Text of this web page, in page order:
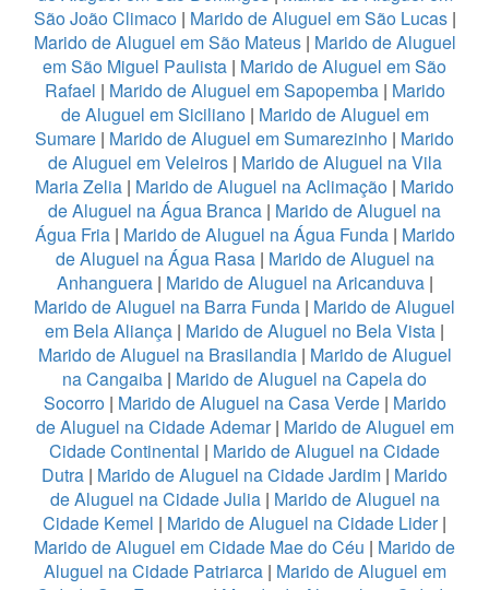
São João Climaco| Marido de Aluguel em São Lucas|
Marido de Aluguel em São Mateus | Marido de Aluguel
em São Miguel Paulista | Marido de Aluguel em São
Rafael | Marido de Aluguel em Sapopemba | Marido
de Aluguel em Siciliano| Marido de Aluguel em
Sumare | Marido de Aluguel em Sumarezinho | Marido
de Aluguel em Veleiros| Marido de Aluguel na Vila
Maria Zelia | Marido de Aluguel na Aclimação | Marido
de Aluguel na Água Branca | Marido de Aluguel na
Água Fria| Marido de Aluguel na Água Funda| Marido
de Aluguel na Água Rasa | Marido de Aluguel na
Anhanguera| Marido de Aluguel na Aricanduva|
Marido de Aluguel na Barra Funda | Marido de Aluguel
em Bela Aliança | Marido de Aluguel no Bela Vista |
Marido de Aluguel na Brasilandia| Marido de Aluguel
na Cangaiba | Marido de Aluguel na Capela do
Socorro | Marido de Aluguel na Casa Verde| Marido
de Aluguel na Cidade Ademar| Marido de Aluguel em
Cidade Continental | Marido de Aluguel na Cidade
Dutra | Marido de Aluguel na Cidade Jardim | Marido
de Aluguel na Cidade Julia | Marido de Aluguel na
Cidade Kemel | Marido de Aluguel na Cidade Lider|
Marido de Aluguel em Cidade Mae do Céu | Marido de
Aluguel na Cidade Patriarca| Marido de Aluguel em